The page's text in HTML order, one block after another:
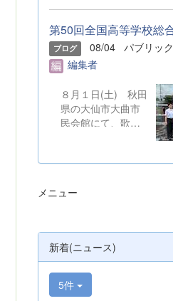
化ホールにおい
て、本校学校説明
会を開催いたしま
した。たくさんの
中学３年生と保護
いただきました。
お忙しい中、ご来
場ありがとうござ
名のボランティア
や進行、学校紹介
ました。生徒たち
の熱い思いが中学
生や保護者の皆様
に伝わっていれば
幸いです。 &nbsp;
ブログ 08/04
パブリック
編集者
８月１日(土) 秋田
県の大仙市大曲市
民会館にて、歌声
の代表２名が、群
一員として参加し
メニュー
新着(ニュース)
5件